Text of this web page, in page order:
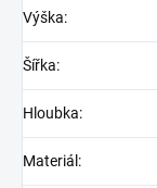
Výška:
Šířka:
Hloubka:
Materiál :